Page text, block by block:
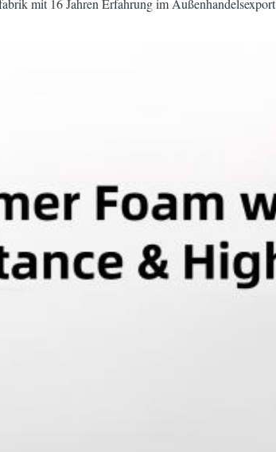
mit 16 Jahren Erfahrung im Außenhandelsexport